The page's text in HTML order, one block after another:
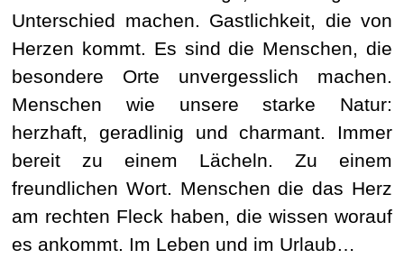
Unterschied machen. Gastlichkeit, die von
Herzen kommt. Es sind die Menschen, die
besondere Orte unvergesslich machen.
Menschen wie unsere starke Natur:
herzhaft, geradlinig und charmant. Immer
bereit zu einem Lächeln. Zu einem
freundlichen Wort. Menschen die das Herz
am rechten Fleck haben, die wissen worauf
es ankommt. Im Leben und im Urlaub…